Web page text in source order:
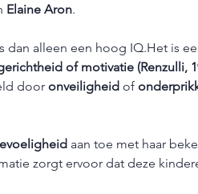
Elaine Aron.
alleen een hoog IQ.Het is
of motivatie (Renzulli,
door onveiligheid of
aan toe met haar
zorgt ervoor dat deze